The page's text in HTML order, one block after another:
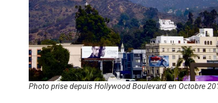
Photo prise depuis Hollywood Boulevard en Octobre